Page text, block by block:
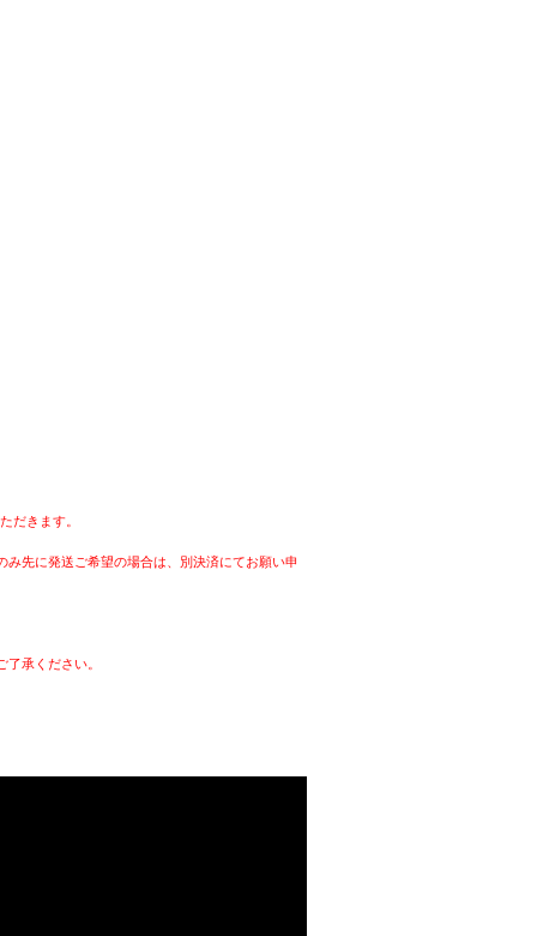
だきます。
先に発送ご希望の場合は、別決済にてお願い申
承ください。